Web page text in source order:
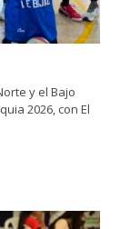
y el Bajo
2026, con El